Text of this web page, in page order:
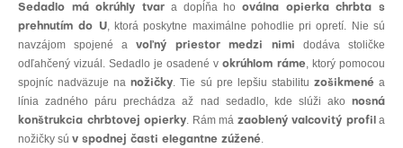
Sedadlo má okrúhly tvar a dopĺňa ho oválna opierka chrbta s
prehnutím do U, ktorá poskytne maximálne pohodlie pri opretí. Nie sú
navzájom spojené a
voľný priestor medzi nimi
dodáva stoličke
odľahčený vizuál. Sedadlo je osadené v okrúhlom ráme, ktorý pomocou
spojníc nadväzuje nanožičky. Tie sú pre lepšiu stabilitu zošikmenéa
línia zadného páru prechádza až nad sedadlo, kde slúži ako nosná
konštrukcia chrbtovej opierky. Rám má zaoblený valcovitý profil a
nožičky sú v spodnej časti elegantne zúžené.